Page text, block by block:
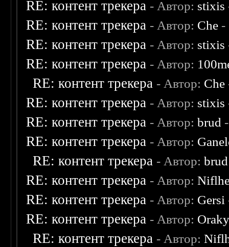
RE: контент трекера - Автор: stixis
RE: контент трекера - Автор: Che -
RE: контент трекера - Автор: stixis
RE: контент трекера - Автор:
RE: контент трекера - Автор: Che
RE: контент трекера - Автор: stixis
RE: контент трекера - Автор:brud
RE: контент трекера - Автор:
RE: контент трекера - Автор:brud
RE: контент трекера - Автор:
RE: контент трекера - Автор: Gersi
RE: контент трекера - Автор:
RE: контент трекера - Автор: